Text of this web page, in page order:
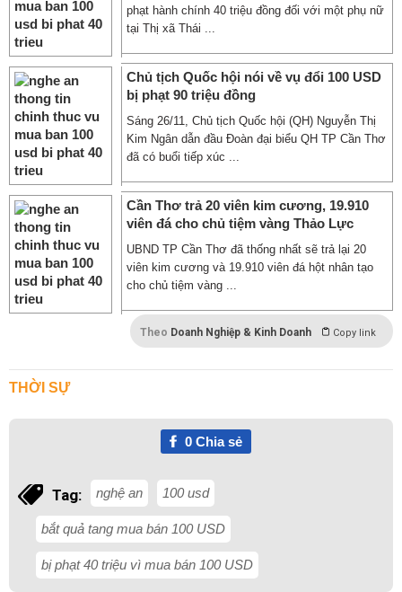
phạt hành chính 40 triệu đồng đối với một phụ nữ
tại Thị xã Thái ...
Chủ tịch Quốc hội nói về vụ đổi 100 USD
bị phạt 90 triệu đồng
Sáng 26/11, Chủ tịch Quốc hội (QH) Nguyễn Thị
Kim Ngân dẫn đầu Đoàn đại biểu QH TP Cần Thơ
đã có buổi tiếp xúc ...
Cần Thơ trả 20 viên kim cương, 19.910
viên đá cho chủ tiệm vàng Thảo Lực
UBND TP Cần Thơ đã thống nhất sẽ trả lại 20
viên kim cương và 19.910 viên đá hột nhân tạo
cho chủ tiệm vàng ...
Theo Doanh Nghiệp & Kinh Doanh Copy link
THỜI SỰ
0Chia sẻ
Tag: nghệ an 100 usd
bắt quả tang mua bán 100 USD
bị phạt 40 triệu vì mua bán 100 USD